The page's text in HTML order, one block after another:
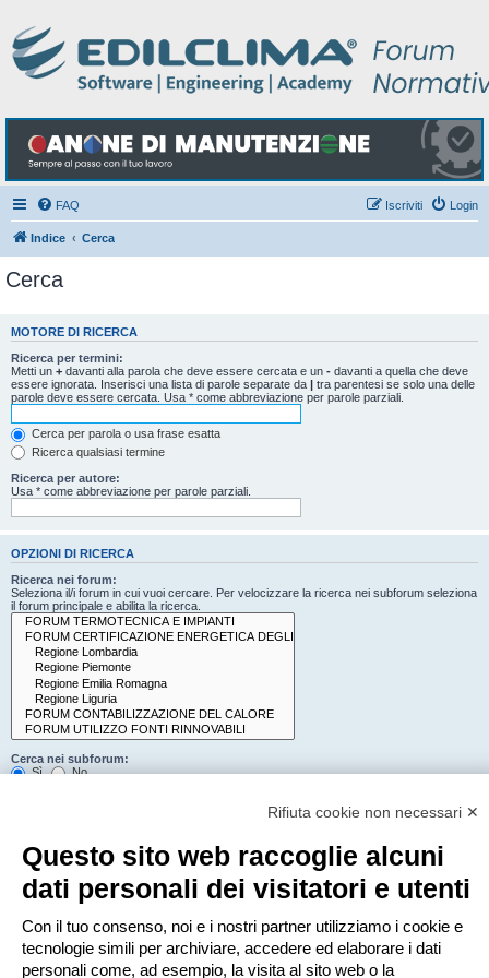
FAQ Login
Iscriviti
Indice Cerca
Cerca
MOTORE DI RICERCA
Ricerca per termini:
Metti un + davanti alla parola che deve essere cercata e un - davanti a quella che deve
essere ignorata. Inserisci una lista di parole separate da | tra parentesi se solo una delle
parole deve essere cercata. Usa * come abbreviazione per parole parziali.
Cerca per parola o usa frase esatta
Ricerca qualsiasi termine
Ricerca per autore:
Usa * come abbreviazione per parole parziali.
OPZIONI DI RICERCA
Ricerca nei forum:
Seleziona il/i forum in cui vuoi cercare. Per velocizzare la ricerca nei subforum seleziona
il forum principale e abilita la ricerca.
Cerca nei subforum:
Sì
No
Solo tra i titoli degli argomenti
Solo il primo messaggio dell’argomento
Mostra i risultati come:
Messaggi
Argomenti
Ordina risultati per:
Crescente
Decrescente
Rifiuta cookie non necessari ✕
Questo sito web raccoglie alcuni
dati personali dei visitatori e utenti
Con il tuo consenso, noi e i nostri partner utilizziamo i cookie e
tecnologie simili per archiviare, accedere ed elaborare i dati
personali come, ad esempio, la visita al sito web o la